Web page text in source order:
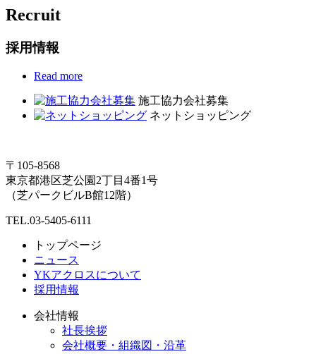
Recruit
採用情報
Read more
施工協力会社募集
ネットショッピング
〒105-8568
東京都港区芝公園2丁目4番1号
（芝パークビルB館12階）
TEL.03-5405-6111
トップページ
ニュース
YKアクロスについて
採用情報
会社情報
社長挨拶
会社概要・組織図・沿革